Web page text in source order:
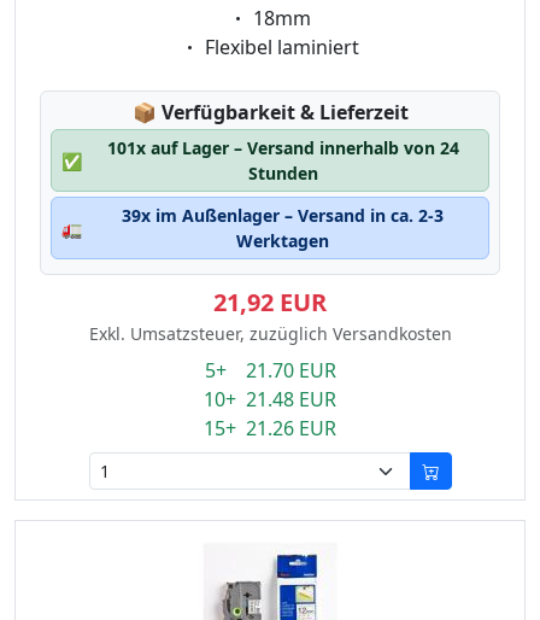
Eigenschaft:
18mm
Eigenschaft:
Flexibel laminiert
📦 Lagerstatus:
Verfügbarkeit & Lieferzeit
✅
101x auf Lager – Versand innerhalb von 24
Stunden
🚛
39x im Außenlager – Versand in ca. 2-3
Werktagen
21,92 EUR
Exkl. Umsatzsteuer, zuzüglich Versandkosten
5+ 21.70 EUR
10+ 21.48 EUR
15+ 21.26 EUR